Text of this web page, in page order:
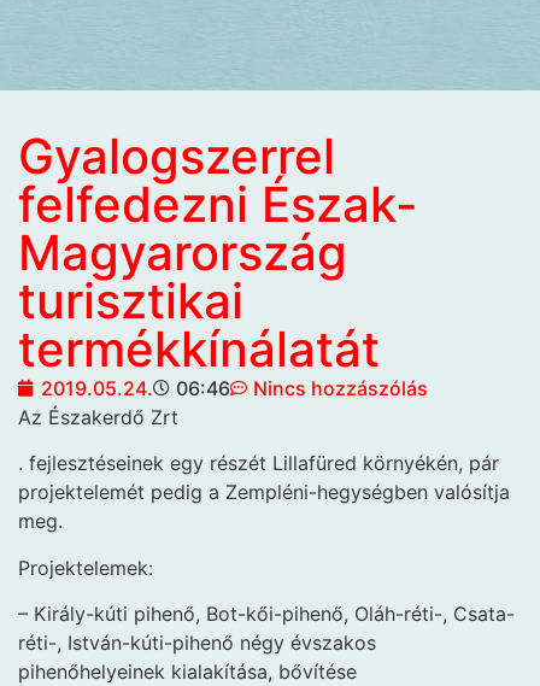
Gyalogszerrel
felfedezni Észak-
Magyarország
turisztikai
termékkínálatát
2019.05.24. 06:46
Nincs hozzászólás
Az Északerdő Zrt
. fejlesztéseinek egy részét Lillafüred környékén, pár
projektelemét pedig a Zempléni-hegységben valósítja
meg.
Projektelemek:
– Király-kúti pihenő, Bot-kői-pihenő, Oláh-réti-, Csata-
réti-, István-kúti-pihenő négy évszakos
pihenőhelyeinek kialakítása, bővítése